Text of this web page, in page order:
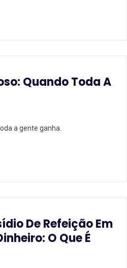
Quando Toda A
a gente ganha.
De Refeição Em
O Que É